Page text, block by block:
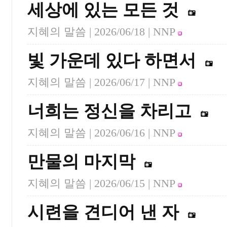
세상에 있는 모든 것
지혜의 말씀 | 2026/06/18 | NNP
빛 가운데 있다 하면서
지혜의 말씀 | 2026/06/17 | NNP
너희는 정신을 차리고
지혜의 말씀 | 2026/06/16 | NNP
만물의 마지막
지혜의 말씀 | 2026/06/15 | NNP
시련을 견디어 낸 자